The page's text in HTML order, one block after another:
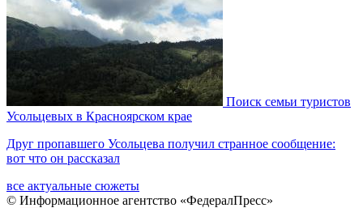
Поиск семьи туристов
Усольцевых в Красноярском крае
Друг пропавшего Усольцева получил странное сообщение:
вот что он рассказал
все актуальные сюжеты
© Информационное агентство «ФедералПресс»